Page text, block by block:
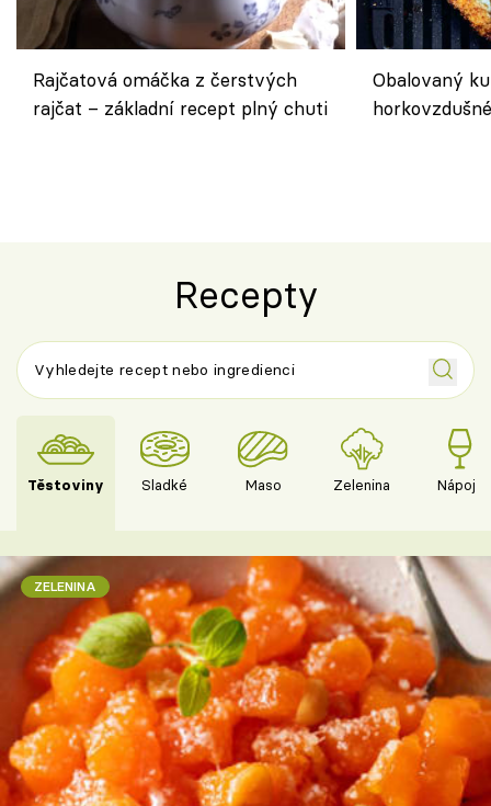
Rajčatová omáčka z čerstvých
rajčat – základní recept plný chuti
Obalovaný
Recepty
Těstoviny Sladké Maso Zelenina Nápoje
ZELENINA